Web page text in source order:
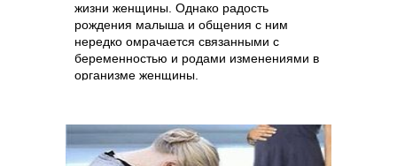
жизни женщины. Однако радость
рождения малыша и общения с ним
нередко омрачается связанными с
беременностью и родами изменениями в
организме женщины.